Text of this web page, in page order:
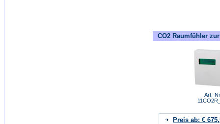
CO2 Raumfühler
Art.-
Preis ab: €